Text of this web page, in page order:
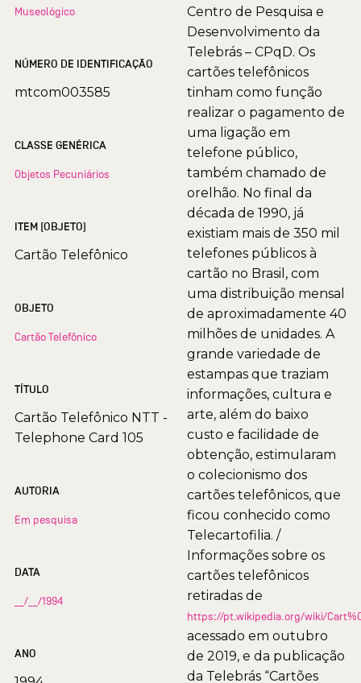
Museológico
NÚMERO DE IDENTIFICAÇÃO
mtcom003585
CLASSE GENÉRICA
Objetos Pecuniários
ITEM (OBJETO)
Cartão Telefônico
OBJETO
Cartão Telefônico
TÍTULO
Cartão Telefônico NTT -
Telephone Card 105
AUTORIA
Em pesquisa
DATA
__/__/1994
ANO
Centro de Pesquisa e
Desenvolvimento da
Telebrás – CPqD. Os
cartões telefônicos
tinham como função
realizar o pagamento de
uma ligação em
telefone público,
também chamado de
orelhão. No final da
década de 1990, já
existiam mais de 350 mil
telefones públicos à
cartão no Brasil, com
uma distribuição mensal
de aproximadamente 40
milhões de unidades. A
grande variedade de
estampas que traziam
informações, cultura e
arte, além do baixo
custo e facilidade de
obtenção, estimularam
o colecionismo dos
cartões telefônicos, que
ficou conhecido como
Telecartofilia. /
Informações sobre os
cartões telefônicos
retiradas de
https://pt.wikipedia.org/wiki/
acessado em outubro
de 2019, e da publicação
da Telebrás “Cartões